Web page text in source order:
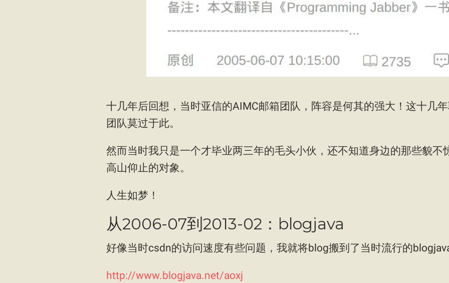
十几年后回想，当时亚信的AIMC邮箱团队，阵容是何其的强大！这十几
团队莫过于此。
然而当时我只是一个才毕业两三年的毛头小伙，还不知道身边的那些貌不
高山仰止的对象。
人生如梦！
从2006-07到2013-02：blogjava
好像当时csdn的访问速度有些问题，我就将blog搬到了当时流行的
http://www.blogjava.net/aoxj